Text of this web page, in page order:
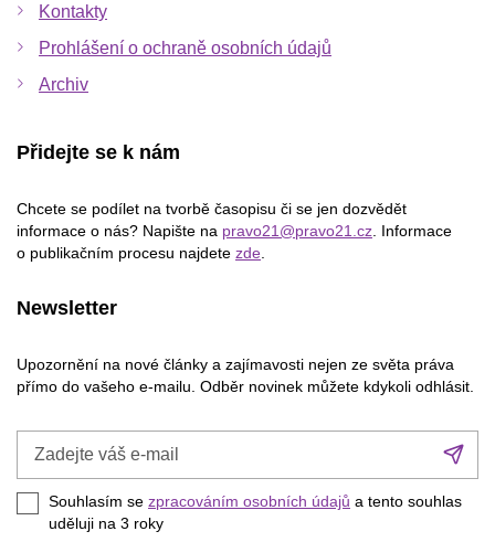
Kontakty
Prohlášení o ochraně osobních údajů
Archiv
Přidejte se k nám
Chcete se podílet na tvorbě časopisu či se jen dozvědět
informace o nás? Napište na pravo21@pravo21.cz . Informace
o publikačním procesu najdete zde
Newsletter
Upozornění na nové články a zajímavosti nejen ze světa práva
přímo do vašeho e-mailu. Odběr novinek můžete kdykoli odhlásit.
e-
mail
Souhlasím se zpracováním osobních údajů a tento souhlas
uděluji na 3 roky